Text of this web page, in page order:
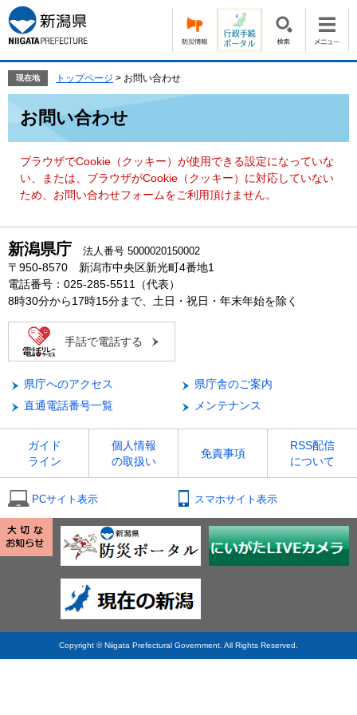
ー
ジ
の
頭
す。
ニ
ュ
ー
飛
て
現在地 トップページ > お問い合わせ
お問い合わせ
ブラウザでCookie（クッキー）が使用できる設定になっていな
い、または、ブラウザがCookie（クッキー）に対応していない
ため、お問い合わせフォームをご利用頂けません。
新潟県庁 法人番号 5000020150002
〒950-8570 新潟市中央区新光町4番地1
電話番号：025-285-5511（代表）
8時30分から17時15分まで、土日・祝日・年末年始を除く
手話で電話する
県庁へのアクセス
県庁舎のご案内
直通電話番号一覧
メンテナンス
ガイド
ライン
個人情報
の取扱い
免責事項
RSS配信
について
PCサイト表示 スマホサイト表示
Copyright © Niigata Prefectural Government. All Rights Reserved.